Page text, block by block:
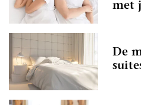
met
De